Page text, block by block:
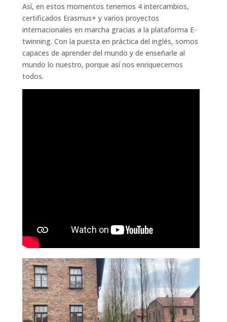
Así, en estos momentos tenemos 4 intercambios,
certificados Erasmus+ y varios proyectos
internacionales en marcha gracias a la plataforma E-
twinning. Con la puesta en práctica del inglés, somos
capaces de aprender del mundo y de enseñarle al
mundo lo nuestro, porque así nos enriquecemos
todos.